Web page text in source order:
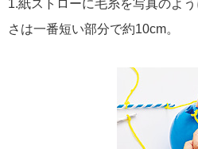
1.紙ストローに毛糸を写真のよ
さは一番短い部分で約10cm。